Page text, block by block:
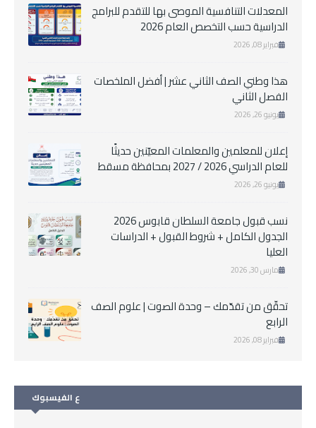
المعدلات التنافسية الموصى بها للتقدم للبرامج
الدراسية حسب التخصص العام 2026
فبراير 08, 2026
هذا وطني الصف الثاني عشر | أفضل الملخصات
الفصل الثاني
يونيو 26, 2026
إعلان للمعلمين والمعلمات المعيّنين حديثًا
للعام الدراسي 2026 / 2027 بمحافظة مسقط
يونيو 26, 2026
نسب قبول جامعة السلطان قابوس 2026
الجدول الكامل + شروط القبول + الدراسات
العليا
مارس 30, 2026
تحقّق من تقدّمك – وحدة الصوت | علوم الصف
الرابع
فبراير 08, 2026
ع الفيسبوك